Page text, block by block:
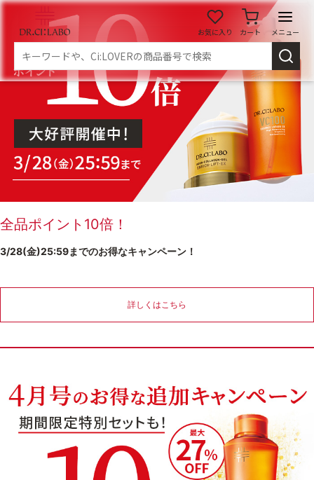
お気に入り カート メニュー
新規会員登録 ログイン
マイページ
スキンケア
商品カテゴリーから探す
角質・導入美容液
ゲル クリーム
UVケア マスク
商品カテゴリーから探す TOP
全品ポイント10倍！
3/28(金)25:59までのお得なキャンペーン！
詳しくはこちら